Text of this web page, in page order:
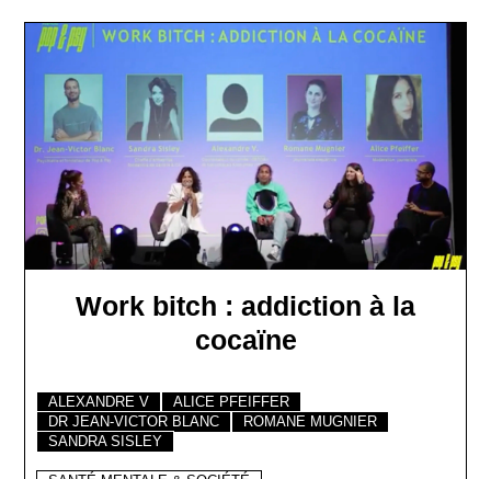
Work bitch : addiction à la
cocaïne
ALEXANDRE V
ALICE PFEIFFER
DR JEAN-VICTOR BLANC
ROMANE MUGNIER
SANDRA SISLEY